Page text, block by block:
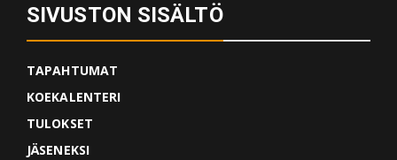
SIVUSTON SISÄLTÖ
TAPAHTUMAT
KOEKALENTERI
TULOKSET
JÄSENEKSI